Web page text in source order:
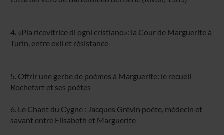
4. «Pia ricevitrice di ogni cristiano»: la Cour de Marguerite à
Turin, entre exil et résistance
5. Offrir une gerbe de poèmes à Marguerite: le recueil
Rochefort et ses poètes
6. Le Chant du Cygne : Jacques Grévin poète, médecin et
savant entre Elisabeth et Marguerite